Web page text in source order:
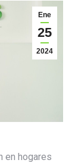
Ene
25
2024
en hogares